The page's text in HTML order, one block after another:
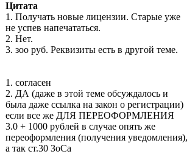
Цитата
1. Получать новые лицензии. Старые уже
не успев напечататься.
2. Нет.
3. зоо руб. Реквизиты есть в другой теме.
1. согласен
2. ДА (даже в этой теме обсуждалось и
была даже ссылка на закон о регистрации)
если все же ДЛЯ ПЕРЕОФОРМЛЕНИЯ
3.0 + 1000 рублей в случае опять же
переоформления (получения уведомления),
а так ст.30 ЗоСа